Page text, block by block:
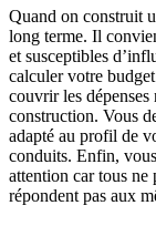
Quand on construit
long terme. Il
et susceptibles
calculer votre
couvrir les dépenses
construction. Vous
adapté au profil de
conduits. Enfin,
attention car tous ne
répondent pas aux